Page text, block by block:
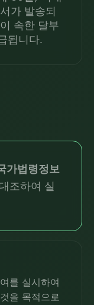
가 발송되
속한 달부
됩니다.
가법령정보
조하여 실
를 실시하여
을 목적으로